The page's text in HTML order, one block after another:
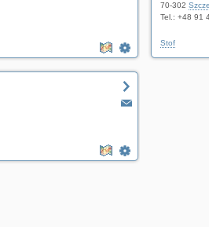
70-302
Tel.: +48 91
Stof